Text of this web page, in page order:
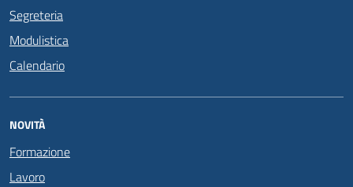
Segreteria
Modulistica
Calendario
NOVITÀ
Formazione
Lavoro